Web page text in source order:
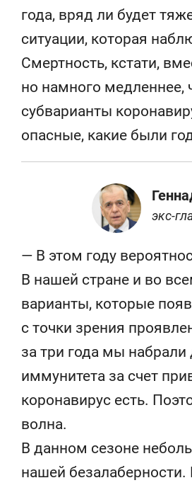
года, вряд ли будет
ситуации, которая
Смертность, кстати,
но намного медленнее,
субварианты
опасные, какие были
экс-
— В этом году
В нашей стране и во
варианты, которые
с точки зрения
за три года мы
иммунитета за счет
коронавирус есть.
волна.
В данном сезоне
нашей